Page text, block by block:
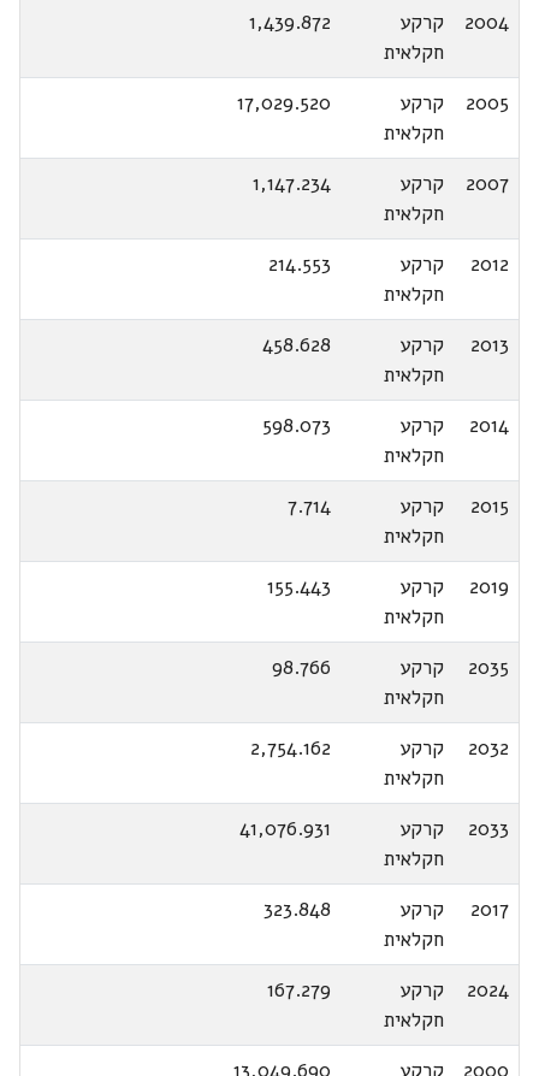
2004
קרקע
חקלאית
1,439.872
2005
קרקע
חקלאית
17,029.520
2007
קרקע
חקלאית
1,147.234
2012
קרקע
חקלאית
214.553
2013
קרקע
חקלאית
458.628
2014
קרקע
חקלאית
598.073
2015
קרקע
חקלאית
7.714
2019
קרקע
חקלאית
155.443
2035
קרקע
חקלאית
98.766
2032
קרקע
חקלאית
2,754.162
2033
קרקע
חקלאית
41,076.931
2017
קרקע
חקלאית
323.848
2024
קרקע
חקלאית
167.279